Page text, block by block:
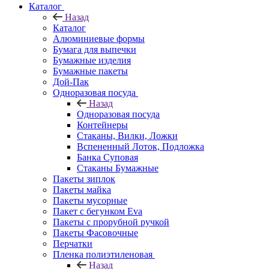
Каталог
Назад
Каталог
Алюминиевые формы
Бумага для выпечки
Бумажные изделия
Бумажные пакеты
Дой-Пак
Одноразовая посуда
Назад
Одноразовая посуда
Контейнеры
Стаканы, Вилки, Ложки
Вспененный Лоток, Подложка
Банка Суповая
Стаканы Бумажные
Пакеты зиплок
Пакеты майка
Пакеты мусорные
Пакет с бегунком Eva
Пакеты с прорубной ручкой
Пакеты Фасовочные
Перчатки
Пленка полиэтиленовая
Назад